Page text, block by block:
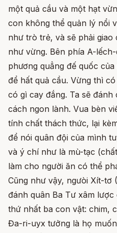
một quả cầu và một hạt
con không thể quản lý nổi
như trò trẻ, và sẽ phải
như vừng. Bên phía A-
phương quẳng đế quốc
để hất quả cầu. Vừng thì
có gì cay đắng. Ta sẽ đánh
cách ngon lành. Vua bèn
tính chất thách thức, lại
để nói quân đội của mình
và ý chí như là mù-tạc
làm cho người ăn có thể
Cũng như vậy, ngưòi Xít-tơ
đánh quân Ba Tư xâm
thứ nhất ba con vật: chim,
Đa-ri-uyx tưởng là họ